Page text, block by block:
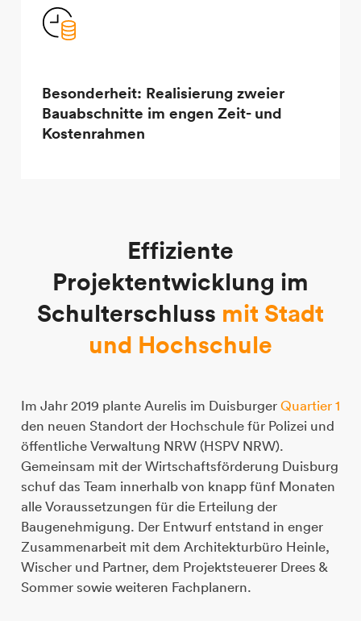
Besonderheit: Realisierung zweier
Bauabschnitte im engen Zeit- und
Kostenrahmen
Effiziente
Projektentwicklung im
Schulterschluss mit Stadt
und Hochschule
Im Jahr 2019 plante Aurelis im DuisburgerQuartier 1
den neuen Standort der Hochschule für Polizei und
öffentliche Verwaltung NRW (HSPV NRW).
Gemeinsam mit der Wirtschaftsförderung Duisburg
schuf das Team innerhalb von knapp fünf Monaten
alle Voraussetzungen für die Erteilung der
Baugenehmigung. Der Entwurf entstand in enger
Zusammenarbeit mit dem Architekturbüro Heinle,
Wischer und Partner, dem Projektsteuerer Drees &
Sommer sowie weiteren Fachplanern.